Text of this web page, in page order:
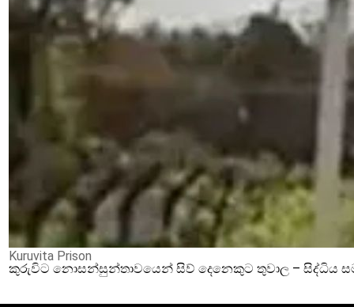
Kuruvita Prison
කුරුවිට නොසන්සුන්තාවයෙන් සිව් දෙනෙකුට තුවාල – සිද්ධිය